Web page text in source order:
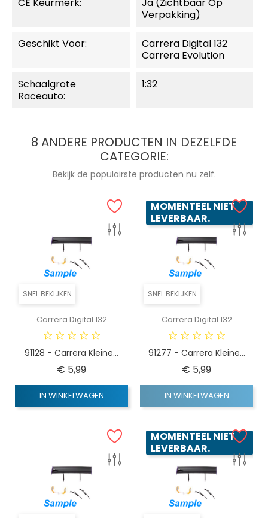
CE Keurmerk:
Ja (zichtbaar Op
Verpakking)
Geschikt Voor:
Carrera Digital 132
Carrera Evolution
Schaalgrote
Raceauto:
1:32
8 ANDERE PRODUCTEN IN DEZELFDE
CATEGORIE:
Bekijk de populairste producten nu zelf.
SNEL BEKIJKEN
Carrera Digital 132
91128 - Carrera Kleine...
€ 5,99Prijs
IN WINKELWAGEN
SNEL BEKIJKEN
MOMENTEEL NIET
LEVERBAAR.
Carrera Digital 132
91277 - Carrera Kleine...
€ 5,99Prijs
IN WINKELWAGEN
MOMENTEEL NIET
LEVERBAAR.